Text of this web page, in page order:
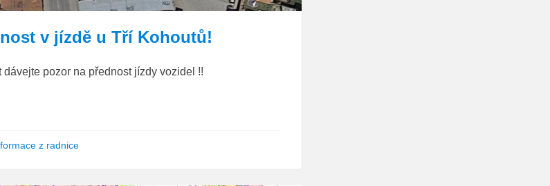
v jízdě u Tří Kohoutů!
dávejte pozor na přednost jízdy vozidel !!
z radnice